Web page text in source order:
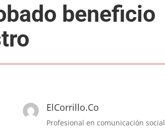
beneficio
ElCorrillo.Co
Profesional en comunicación social